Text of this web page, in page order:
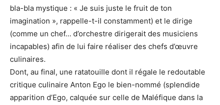
bla-bla mystique : « Je suis juste le fruit de ton
imagination », rappelle-t-il constamment) et le dirige
(comme un chef… d’orchestre dirigerait des musiciens
incapables) afin de lui faire réaliser des chefs d’œuvre
culinaires.
Dont, au final, une ratatouille dont il régale le redoutable
critique culinaire Anton Ego le bien-nommé (splendide
apparition d’Ego, calquée sur celle de Maléfique dans la